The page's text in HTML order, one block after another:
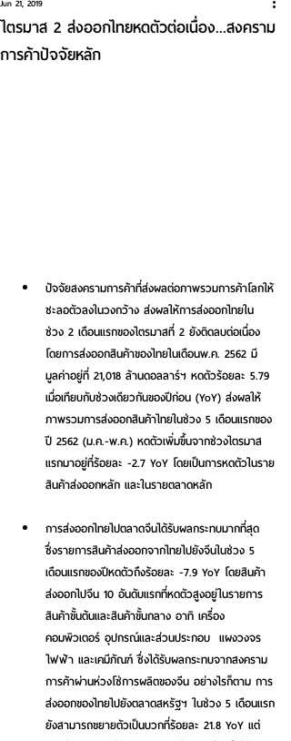
ไตรมาส 2 ส่งออกไทยหดตัวต่อเนื่อง...สงคราม
การค้าปัจจัยหลัก
Jun 21, 2019
ปัจจัยสงครามการค้าที่ส่งผลต่อภาพรวมการค้าโลกให้
ชะลอตัวลงในวงกว้าง ส่งผลให้การส่งออกไทยใน
ช่วง 2 เดือนแรกของไตรมาสที่ 2 ยังติดลบต่อเนื่อง
โดยการส่งออกสินค้าของไทยในเดือนพ.ค. 2562 มี
มูลค่าอยู่ที่ 21,018 ล้านดอลลาร์ฯ หดตัวร้อยละ 5.79
เมื่อเทียบกับช่วงเดียวกันของปีก่อน (YoY) ส่งผลให้
ภาพรวมการส่งออกสินค้าไทยในช่วง 5 เดือนแรกของ
ปี 2562 (ม.ค.-พ.ค.) หดตัวเพิ่มขึ้นจากช่วงไตรมาส
แรกมาอยู่ที่ร้อยละ -2.7 YoY โดยเป็นการหดตัวในราย
สินค้าส่งออกหลัก และในรายตลาดหลัก
การส่งออกไทยไปตลาดจีนได้รับผลกระทบมากที่สุด
ซึ่งรายการสินค้าส่งออกจากไทยไปยังจีนในช่วง 5
เดือนแรกของปีหดตัวถึงร้อยละ -7.9 YoY โดยสินค้า
ส่งออกไปจีน 10 อันดับแรกที่หดตัวสูงอยู่ในรายการ
สินค้าขั้นต้นและสินค้าขั้นกลาง อาทิ เครื่อง
คอมพิวเตอร์ อุปกรณ์และส่วนประกอบ  แผงวงจร
ไฟฟ้า และเคมีภัณฑ์ ซึ่งได้รับผลกระทบจากสงคราม
การค้าผ่านห่วงโซ่การผลิตของจีน อย่างไรก็ตาม การ
ส่งออกของไทยไปยังตลาดสหรัฐฯ ในช่วง 5 เดือนแรก
ยังสามารถขยายตัวเป็นบวกที่ร้อยละ 21.8 YoY แต่